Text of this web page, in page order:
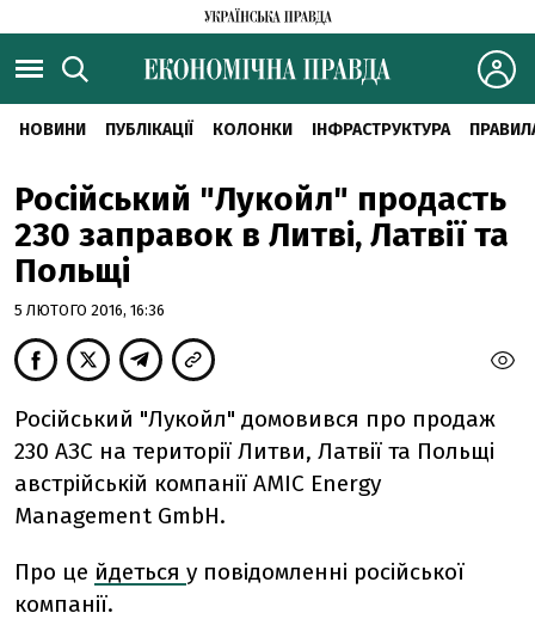
НОВИНИ ПУБЛІКАЦІЇ КОЛОНКИ ІНФРАСТРУКТУРА
Російський "Лукойл" продасть
230 заправок в Литві, Латвії та
Польщі
5 ЛЮТОГО 2016, 16:36
Російський "Лукойл" домовився про продаж
230 АЗС на території Литви, Латвії та Польщі
австрійській компанії AMIC Energy
Management GmbH.
Про це йдеться у повідомленні російської
компанії.